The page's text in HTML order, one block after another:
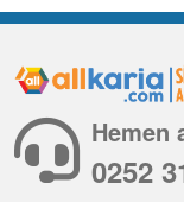
Hemen
0252